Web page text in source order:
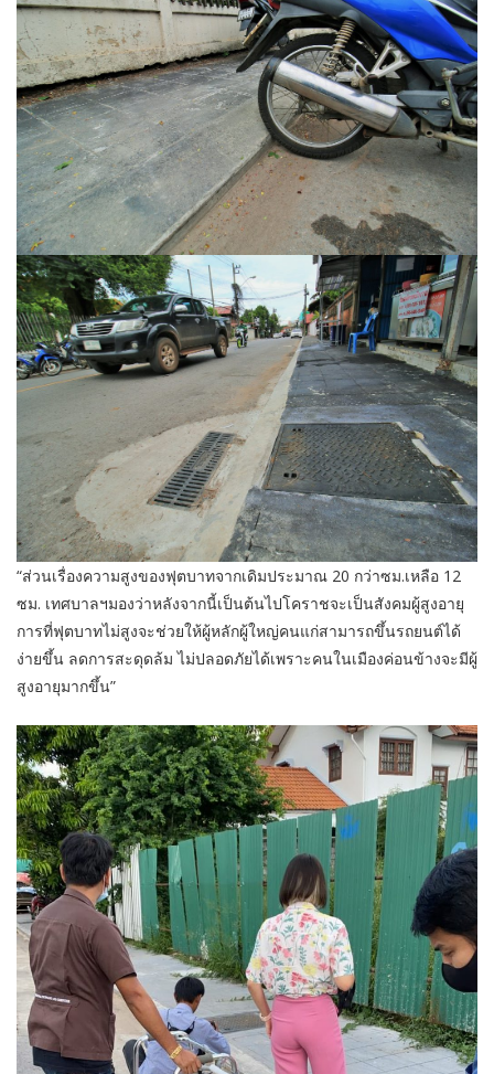
“ส่วนเรื่องความสูงของฟุตบาทจากเดิมประมาณ 20 กว่าซม.เหลือ 12
ซม. เทศบาลฯมองว่าหลังจากนี้เป็นต้นไปโคราชจะเป็นสังคมผู้สูงอายุ
การที่ฟุตบาทไม่สูงจะช่วยให้ผู้หลักผู้ใหญ่คนแก่สามารถขึ้นรถยนต์ได้
ง่ายขึ้น ลดการสะดุดล้ม ไม่ปลอดภัยได้เพราะคนในเมืองค่อนข้างจะมีผู้
สูงอายุมากขึ้น”